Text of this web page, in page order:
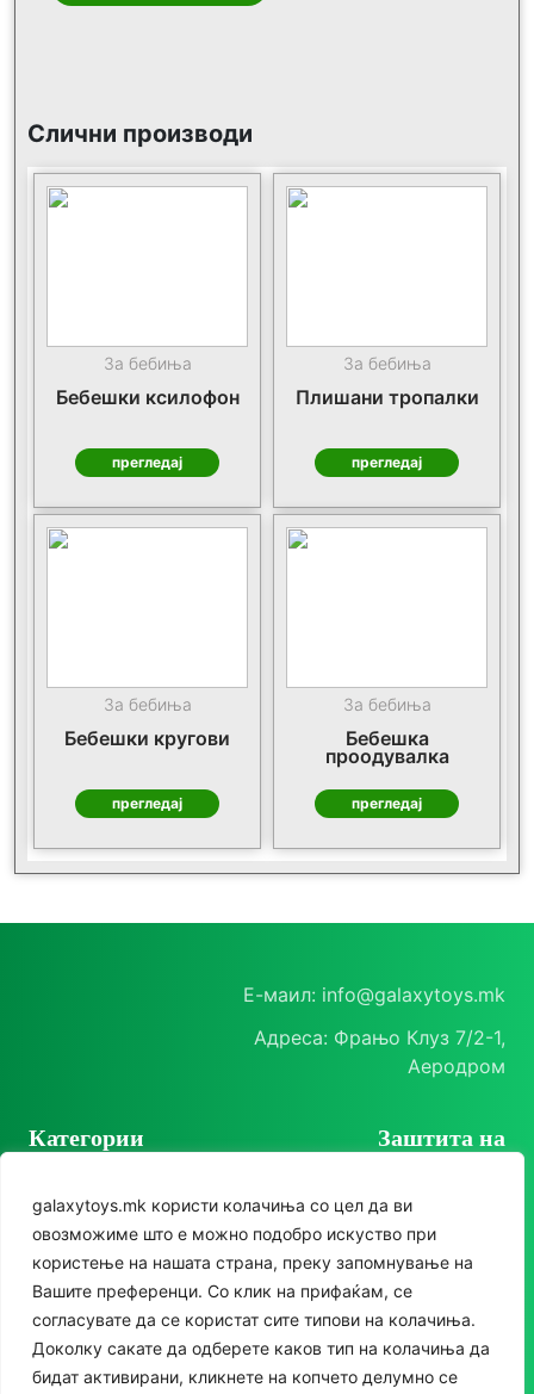
galaxytoys.mk користи колачиња со цел да ви
овозможиме што е можно подобро искуство при
користење на нашата страна, преку запомнување на
Вашите преференци. Со клик на прифаќам, се
согласувате да се користат сите типови на колачиња.
Доколку сакате да одберете каков тип на колачиња да
бидат активирани, кликнете на копчето делумно се
Слични производи
За бебиња
Бебешки ксилофон
прегледај
За бебиња
Плишани тропалки
прегледај
За бебиња
Бебешки кругови
прегледај
За бебиња
Бебешка
проодувалка
прегледај
Е-маил: info@galaxytoys.mk
Адреса: Фрањо Клуз 7/2-1,
Аеродром
Категории
Сезонска опрема
Друштвени игри
За двор
Едукативни
Заштита на
Политика на
приватност
Политика за колачиња
Следете нè
Instagram
Facebook